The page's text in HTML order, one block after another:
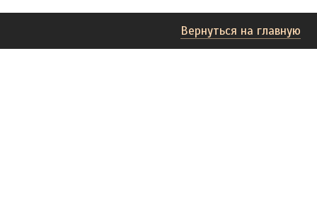
Вернуться на главную